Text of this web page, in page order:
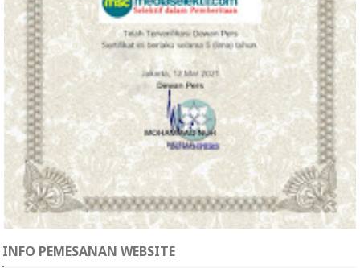
INFO PEMESANAN WEBSITE